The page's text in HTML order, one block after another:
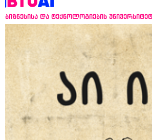
ბიზნესისა და ტექნოლოგიების